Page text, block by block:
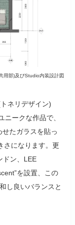
用部)及びStudio内装設計図
ネリデザイン)
ニークな作品で、
たガラスを貼っ
さになります。更
ドン、LEE
を設置、この
し良いバランスと